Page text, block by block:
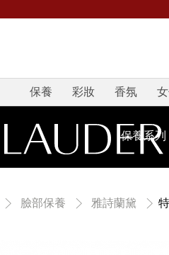
保養 彩妝 香氛
保養系列
臉部保養 雅詩蘭黛